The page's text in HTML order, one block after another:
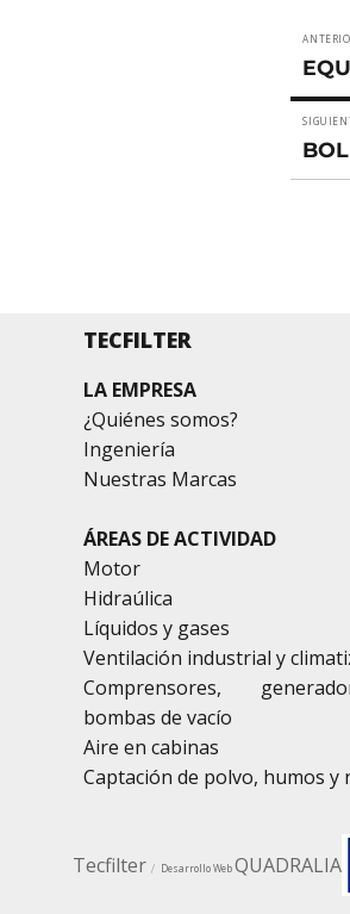
de
TECFILTER
LA EMPRESA
¿Quiénes somos?
Ingeniería
Nuestras Marcas
ÁREAS DE ACTIVIDAD
Motor
Hidraúlica
Líquidos y gases
Ventilación industrial y
Comprensores,
bombas de vacío
Aire en cabinas
Captación de polvo, humos y
Tecfilter Desarrollo WebQUADRALIA